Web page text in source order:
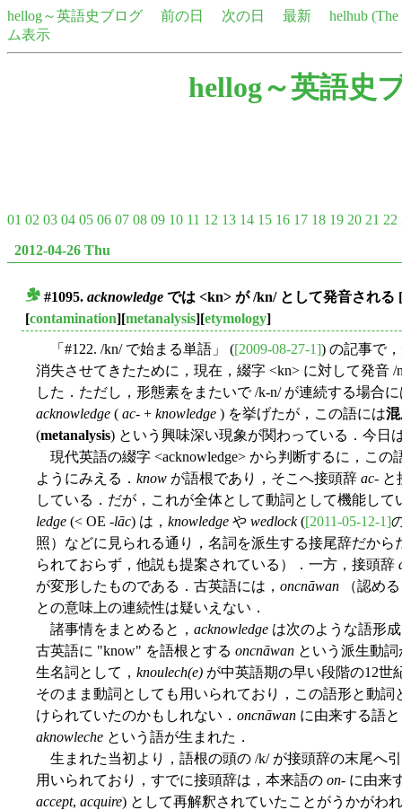
hellog～英語史ブログ 前の日 次の日 最新
helhub
ム表示
hellog～英語史
01 02 03 04 05 06 07 08 09 10 11 12 13 14 15 16 17 18 19 20 21 22
2012-04-26 Thu
#1095. acknowledge では <kn> が /kn/ として発音される [
[contamination][metanalysis][etymology]
「#122. /kn/ で始まる単語」 ([2009-08-27-1]) の記事で
消失させてきたために，現在，綴字 <kn> に対して発音
した．ただし，形態素をまたいで /k-n/ が連続する場合
acknowledge ( ac- + knowledge ) を挙げたが，この語には
(metanalysis) という興味深い現象が関わっている．今日
現代英語の綴字 <acknowledge> から判断するに，この
ようにみえる． know が語根であり，そこへ接頭辞 ac- と
している．だが，これが全体として動詞として機能し
ledge (< OE -lāc) は， knowledge や wedlock([2011-05-12-1]
照）などに見られる通り，名詞を派生する接尾辞だか
られておらず，他説も提案されている）．一方，接頭辞
が変形したものである．古英語には， oncnāwan （認め
との意味上の連続性は疑いえない．
諸事情をまとめると， acknowledge は次のような語形
古英語に "know" を語根とする oncnāwan という派生動
生名詞として， knoulech(e) が中英語期の早い段階の12世
そのまま動詞としても用いられており，この語形と動
けられていたのかもしれない． oncnāwan に由来する語
aknowleche という語が生まれた．
生まれた当初より，語根の頭の /k/ が接頭辞の末尾へ
用いられており，すでに接頭辞は，本来語の on- に由来
accept, acquire) として再解釈されていたことがうかがわ